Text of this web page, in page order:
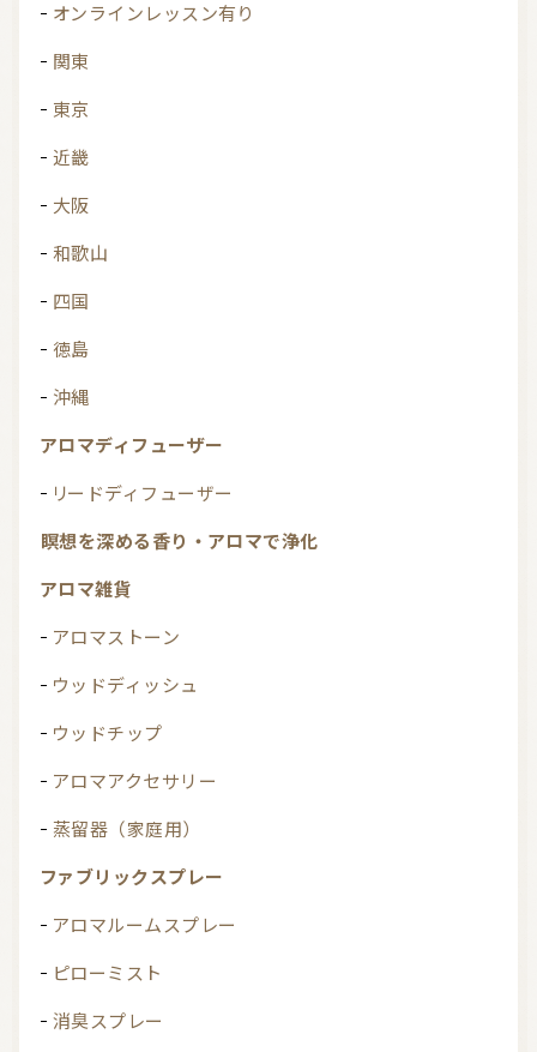
オンラインレッスン有り
関東
東京
近畿
大阪
和歌山
四国
徳島
沖縄
アロマディフューザー
リードディフューザー
瞑想を深める香り・アロマで浄化
アロマ雑貨
アロマストーン
ウッドディッシュ
ウッドチップ
アロマアクセサリー
蒸留器（家庭用）
ファブリックスプレー
アロマルームスプレー
ピローミスト
消臭スプレー